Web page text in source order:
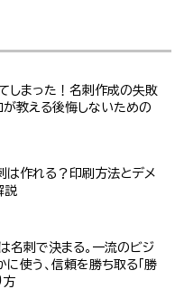
てしまった！名刺作成の失敗
教える後悔しないための
は作れる？印刷方法とデメ
説
名刺で決まる。一流のビジ
に使う、信頼を勝ち取る「勝
方